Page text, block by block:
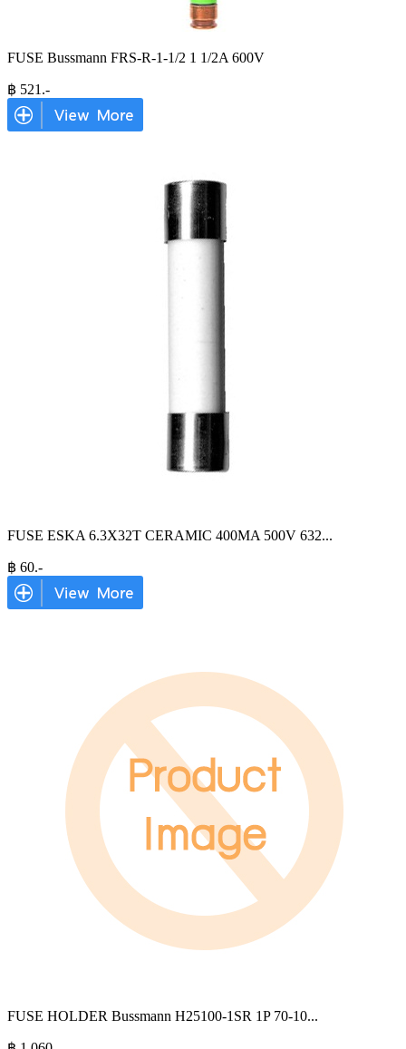
FUSE Bussmann FRS-R-1-1/2 1 1/2A 600V
฿ 521 .-
FUSE ESKA 6.3X32T CERAMIC 400MA 500V 632...
฿ 60.-
FUSE HOLDER Bussmann H25100-1SR 1P 70-10...